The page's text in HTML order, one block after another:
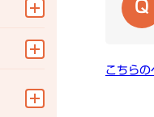
こちらの